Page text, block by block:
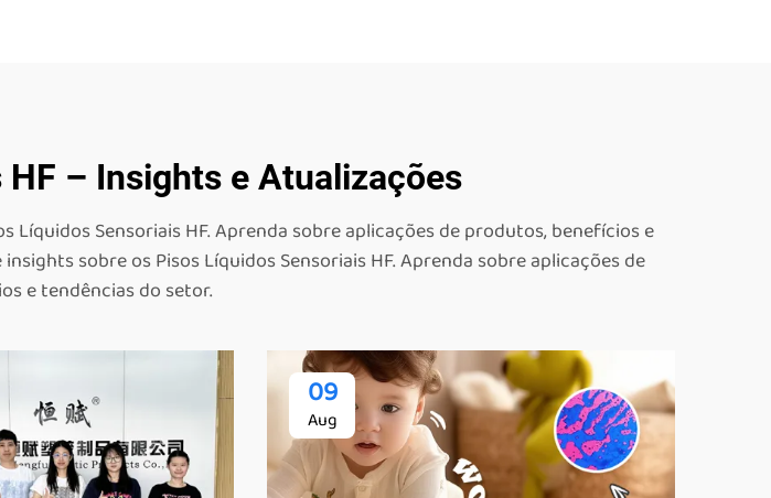
– Insights e Atualizações
Sensoriais HF. Aprenda sobre aplicações de produtos, benefícios e
sobre os Pisos Líquidos Sensoriais HF. Aprenda sobre aplicações de
e tendências do setor.
09
Aug